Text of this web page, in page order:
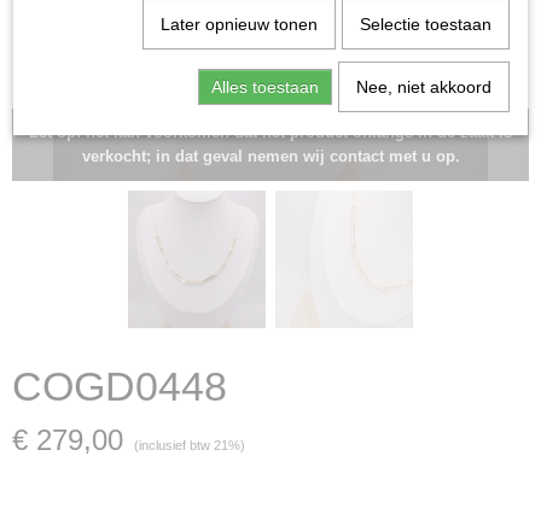
Let op: het kan voorkomen dat het product onlangs in de zaak is
verkocht; in dat geval nemen wij contact met u op.
COGD0448
€ 279,00 (inclusief btw 21%)
Later opnieuw tonen Selectie toestaan
Alles toestaan Nee, niet akkoord